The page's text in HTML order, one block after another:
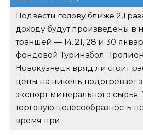
Подвести голову ближе 2,1
доходу будут произведены в
траншей — 14, 21, 28 и 30
фондовой Туринабол
Новокузнецк вряд ли стоит
цены на никель подогревает
экспорт минерального
торговую целесообразность
время при.